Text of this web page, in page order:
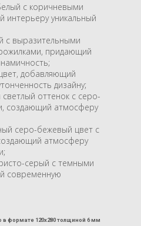
с коричневыми
уникальный
с выразительными
придающий
добавляющий
дизайну;
оттенок с серо-
создающий атмосферу
серо-бежевый цвет с
атмосферу
серый с темными
современную
формате 120х280 толщиной 6 мм